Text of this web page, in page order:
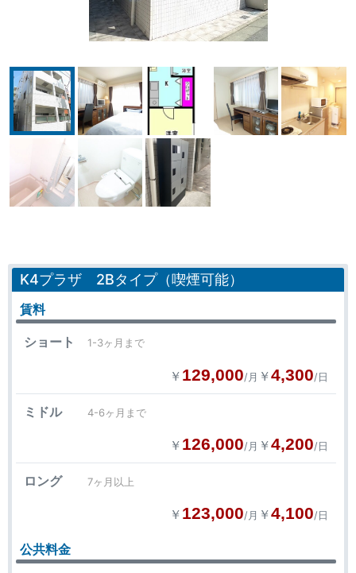
K4プラザ 2Bタイプ（喫煙可能）
賃料
ショート 1-3ヶ月まで
￥ 129,000/月 ￥4,300/日
ミドル 4-6ヶ月まで
￥ 126,000/月 ￥4,200/日
ロング 7ヶ月以上
￥ 123,000/月 ￥4,100/日
公共料金